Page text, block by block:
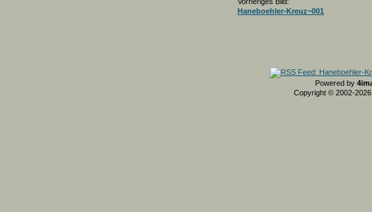
Haneboehler-Kreuz~001
Powered by
Copyright © 2002-2026